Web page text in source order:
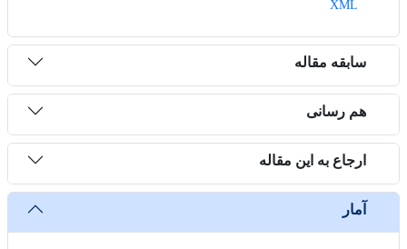
سابقه مقاله
هم رسانی
ارجاع به این مقاله
آمار